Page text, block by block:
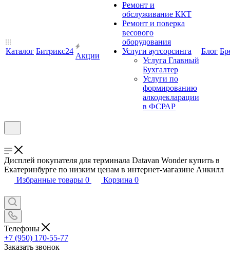
Каталог Битрикс24
Акции
Ремонт и
обслуживание ККТ
Ремонт и поверка
весового
оборудования
Услуги аутсорсинга
Услуга Главный
Бухгалтер
Услуги по
формированию
алкодекларации
в ФСРАР
Блог
Дисплей покупателя для терминала Datavan Wonder купить в
Екатеринбурге по низким ценам в интернет-магазине Анкилл
Избранные товары 0 Корзина 0
Телефоны
+7 (950) 170-55-77
Заказать звонок